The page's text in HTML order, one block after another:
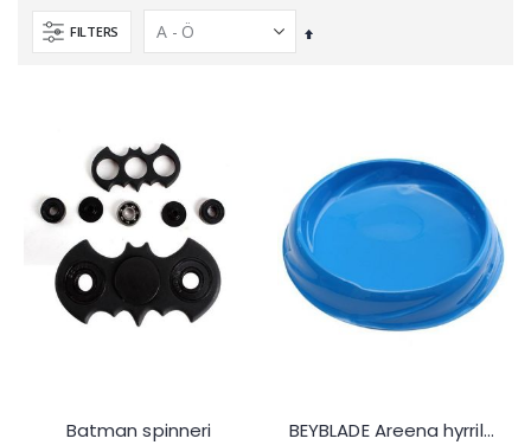
FILTERS
Laskevassa
Batman spinneri BEYBLADE Areena hyrrille